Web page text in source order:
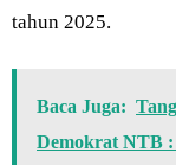
tahun 2025.
Baca Juga:
Demokrat NTB